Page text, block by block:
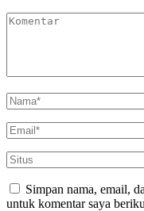
Simpan nama, email,
untuk komentar saya